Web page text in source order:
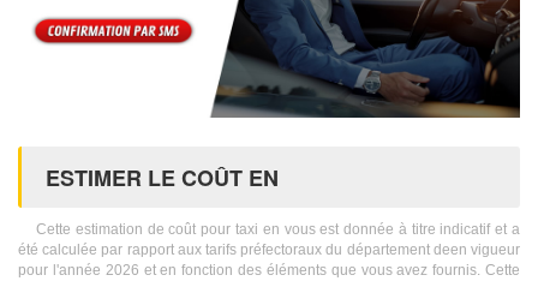
ESTIMER LE COÛT EN
Cette estimation de coût pour taxi en vous est donnée à titre indicatif et a
été calculée par rapport aux tarifs préfectoraux du département deen vigueur
pour l'année 2026 et en fonction des éléments que vous avez fournis. Cette